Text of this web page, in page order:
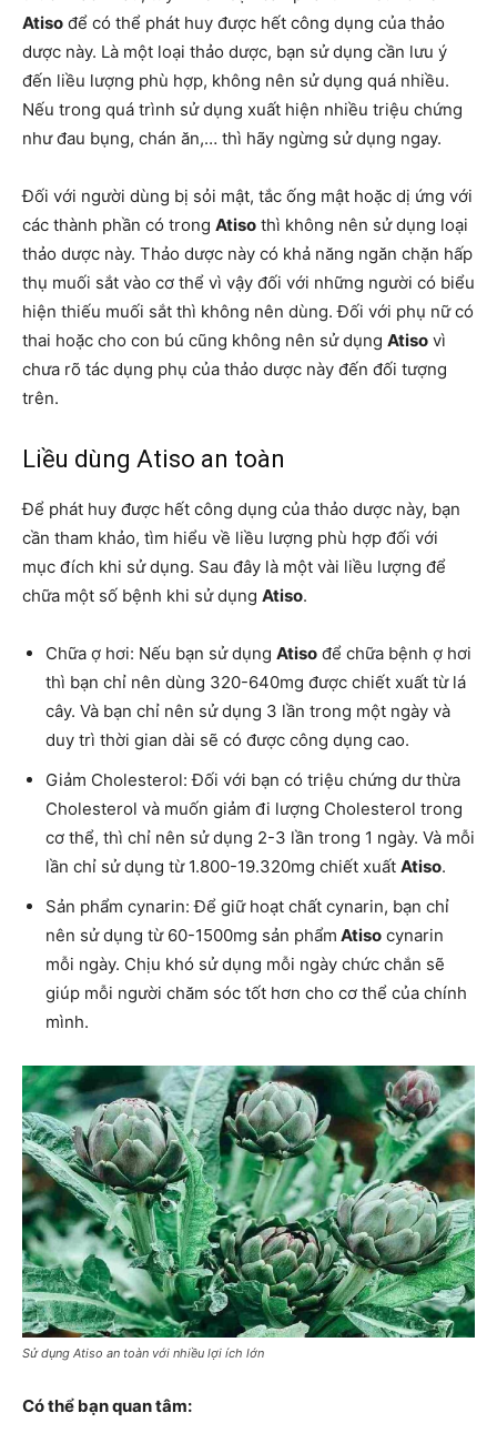
Atiso để có thể phát huy được hết công dụng của thảo
dược này. Là một loại thảo dược, bạn sử dụng cần lưu ý
đến liều lượng phù hợp, không nên sử dụng quá nhiều.
Nếu trong quá trình sử dụng xuất hiện nhiều triệu chứng
như đau bụng, chán ăn,… thì hãy ngừng sử dụng ngay.
Đối với người dùng bị sỏi mật, tắc ống mật hoặc dị ứng với
các thành phần có trong Atiso thì không nên sử dụng loại
thảo dược này. Thảo dược này có khả năng ngăn chặn hấp
thụ muối sắt vào cơ thể vì vậy đối với những người có biểu
hiện thiếu muối sắt thì không nên dùng. Đối với phụ nữ có
thai hoặc cho con bú cũng không nên sử dụng Atiso vì
chưa rõ tác dụng phụ của thảo dược này đến đối tượng
trên.
Liều dùng Atiso an toàn
Để phát huy được hết công dụng của thảo dược này, bạn
cần tham khảo, tìm hiểu về liều lượng phù hợp đối với
mục đích khi sử dụng. Sau đây là một vài liều lượng để
chữa một số bệnh khi sử dụng Atiso.
Chữa ợ hơi: Nếu bạn sử dụng Atiso để chữa bệnh ợ hơi
thì bạn chỉ nên dùng 320-640mg được chiết xuất từ lá
cây. Và bạn chỉ nên sử dụng 3 lần trong một ngày và
duy trì thời gian dài sẽ có được công dụng cao.
Giảm Cholesterol: Đối với bạn có triệu chứng dư thừa
Cholesterol và muốn giảm đi lượng Cholesterol trong
cơ thể, thì chỉ nên sử dụng 2-3 lần trong 1 ngày. Và mỗi
lần chỉ sử dụng từ 1.800-19.320mg chiết xuất Atiso.
Sản phẩm cynarin: Để giữ hoạt chất cynarin, bạn chỉ
nên sử dụng từ 60-1500mg sản phẩm Atiso cynarin
mỗi ngày. Chịu khó sử dụng mỗi ngày chức chắn sẽ
giúp mỗi người chăm sóc tốt hơn cho cơ thể của chính
mình.
Sử dụng Atiso an toàn với nhiều lợi ích lớn
Có thể bạn quan tâm: